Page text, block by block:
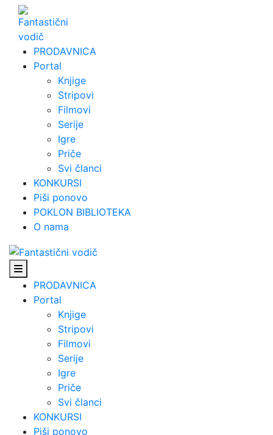
Skip
content
PRODAVNICA
Portal
Knjige
Stripovi
Filmovi
Serije
Igre
Priče
Svi članci
KONKURSI
Piši ponovo
POKLON BIBLIOTEKA
O nama
PRODAVNICA
Portal
Knjige
Stripovi
Filmovi
Serije
Igre
Priče
Svi članci
KONKURSI
Piši ponovo